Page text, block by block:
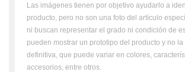
Las imágenes tienen por objetivo ayudarlo a
producto, pero no son una foto del artículo
ni buscan representar el grado ni condición de
pueden mostrar un prototipo del producto y no la
definitiva, que puede variar en colores,
accesorios, entre otros.